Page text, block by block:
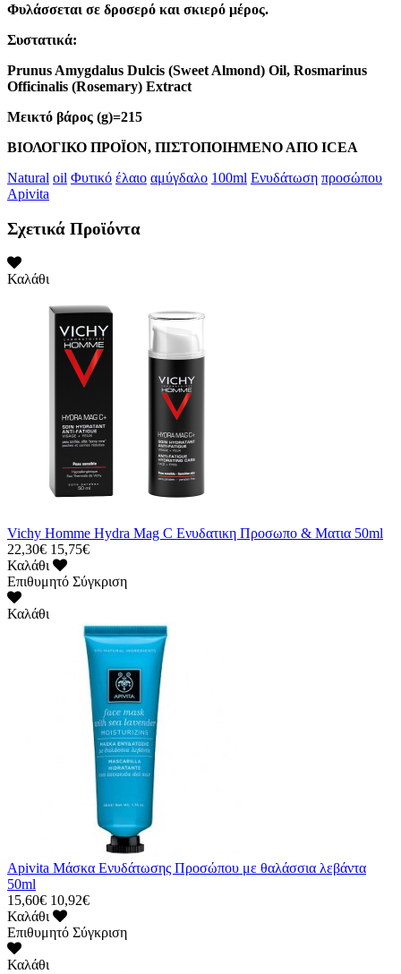
Φυλάσσεται σε δροσερό και σκιερό μέρος.
Συστατικά:
Prunus Amygdalus Dulcis (Sweet Almond) Oil, Rosmarinus
Officinalis (Rosemary) Extract
Μεικτό βάρος (g)=215
ΒΙΟΛΟΓΙΚΟ ΠΡΟΪΟΝ, ΠΙΣΤΟΠΟΙΗΜΕΝΟ ΑΠΟ ICEA
Natural oil Φυτικό έλαιο αμύγδαλο 100ml Ενυδάτωση προσώπου
Apivita
Σχετικά Προϊόντα
Καλάθι
Vichy Homme Hydra Mag C Ενυδατικη Προσωπο & Ματια 50ml
22,30€ 15,75€
Καλάθι
Επιθυμητό Σύγκριση
Καλάθι
Apivita Μάσκα Ενυδάτωσης Προσώπου με θαλάσσια λεβάντα
50ml
15,60€ 10,92€
Καλάθι
Επιθυμητό Σύγκριση
Καλάθι